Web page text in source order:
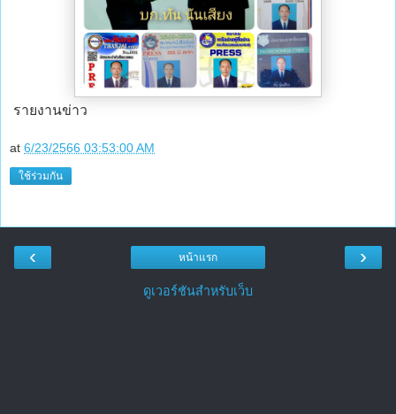
รายงานข่าว
at 6/23/2566 03:53:00 AM
ใช้ร่วมกัน
‹ ›
หน้าแรก
ดูเวอร์ชันสำหรับเว็บ